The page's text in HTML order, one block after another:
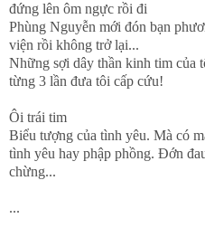
đứng lên ôm ngực rồi đi
Phùng Nguyễn mới đón bạn
viện rồi không trở lại...
Những sợi dây thần kinh tim của
từng 3 lần đưa tôi cấp cứu!
Ôi trái tim
Biểu tượng của tình yêu. Mà có
tình yêu hay phập phồng. Đớn
chừng...
...